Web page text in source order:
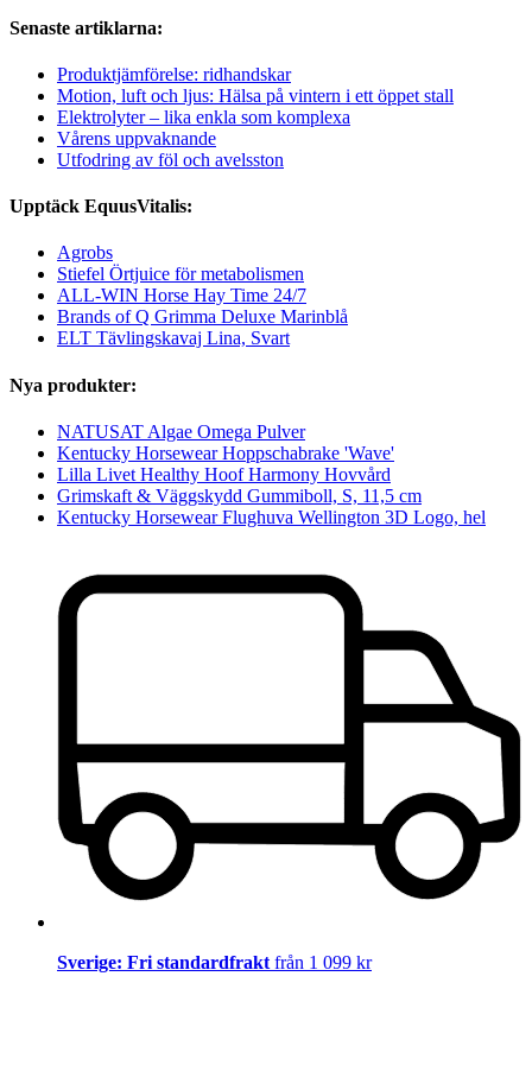
Senaste artiklarna:
Produktjämförelse: ridhandskar
Motion, luft och ljus: Hälsa på vintern i ett öppet stall
Elektrolyter – lika enkla som komplexa
Vårens uppvaknande
Utfodring av föl och avelsston
Upptäck EquusVitalis:
Agrobs
Stiefel Örtjuice för metabolismen
ALL-WIN Horse Hay Time 24/7
Brands of Q Grimma Deluxe Marinblå
ELT Tävlingskavaj Lina, Svart
Nya produkter:
NATUSAT Algae Omega Pulver
Kentucky Horsewear Hoppschabrake 'Wave'
Lilla Livet Healthy Hoof Harmony Hovvård
Grimskaft & Väggskydd Gummiboll, S, 11,5 cm
Kentucky Horsewear Flughuva Wellington 3D Logo, hel
Sverige: Fri standardfraktfrån 1 099 kr